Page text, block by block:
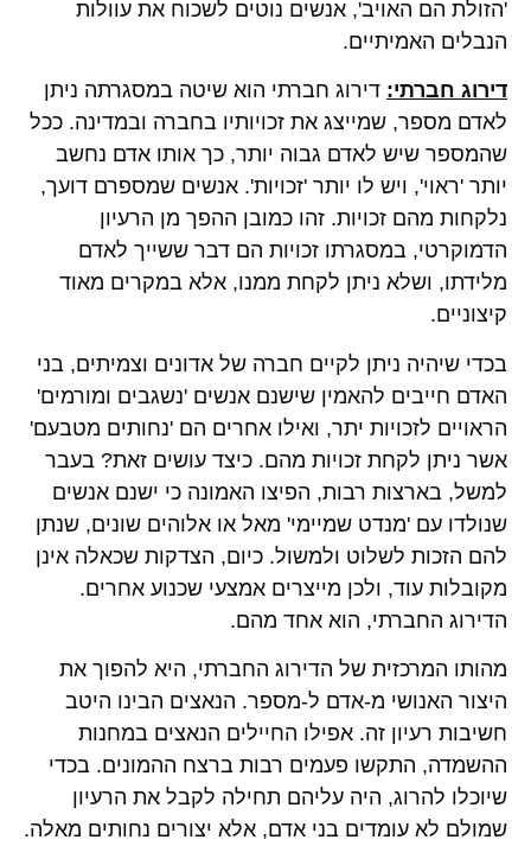
'הזולת הם האויב', אנשים נוטים לשכוח את עוולות
הנבלים האמיתיים.
דירוג חברתי: דירוג חברתי הוא שיטה במסגרתה ניתן
לאדם מספר, שמייצג את זכויותיו בחברה ובמדינה. ככל
שהמספר שיש לאדם גבוה יותר, כך אותו אדם נחשב
יותר 'ראוי', ויש לו יותר 'זכויות'. אנשים שמספרם דועך,
נלקחות מהם זכויות. זהו כמובן ההפך מן הרעיון
הדמוקרטי, במסגרתו זכויות הם דבר ששייך לאדם
מלידתו, ושלא ניתן לקחת ממנו, אלא במקרים מאוד
קיצוניים.
בכדי שיהיה ניתן לקיים חברה של אדונים וצמיתים, בני
האדם חייבים להאמין שישנם אנשים 'נשגבים ומורמים'
הראויים לזכויות יתר, ואילו אחרים הם 'נחותים מטבעם'
אשר ניתן לקחת זכויות מהם. כיצד עושים זאת? בעבר
למשל, בארצות רבות, הפיצו האמונה כי ישנם אנשים
שנולדו עם 'מנדט שמיימי' מאל או אלוהים שונים, שנתן
להם הזכות לשלוט ולמשול. כיום, הצדקות שכאלה אינן
מקובלות עוד, ולכן מייצרים אמצעי שכנוע אחרים.
הדירוג החברתי, הוא אחד מהם.
מהותו המרכזית של הדירוג החברתי, היא להפוך את
היצור האנושי מ-אדם ל-מספר. הנאצים הבינו היטב
חשיבות רעיון זה. אפילו החיילים הנאצים במחנות
ההשמדה, התקשו פעמים רבות ברצח ההמונים. בכדי
שיוכלו להרוג, היה עליהם תחילה לקבל את הרעיון
שמולם לא עומדים בני אדם, אלא יצורים נחותים מאלה.